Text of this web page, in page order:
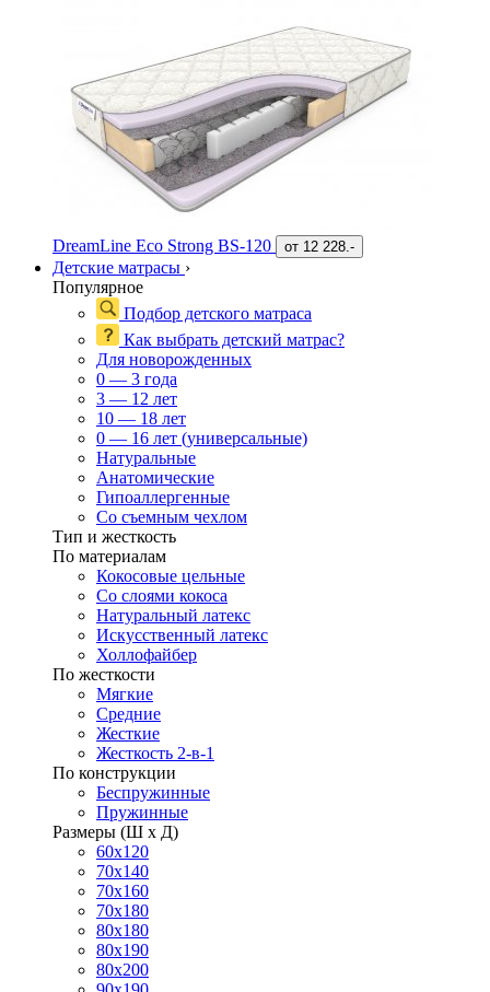
DreamLine Eco Strong BS-120 от 12 228.-
Детские матрасы ›
Популярное
Подбор детского матраса
Как выбрать детский матрас?
Для новорожденных
0 — 3 года
3 — 12 лет
10 — 18 лет
0 — 16 лет (универсальные)
Натуральные
Анатомические
Гипоаллергенные
Со съемным чехлом
Тип и жесткость
По материалам
Кокосовые цельные
Со слоями кокоса
Натуральный латекс
Искусственный латекс
Холлофайбер
По жесткости
Мягкие
Средние
Жесткие
Жесткость 2-в-1
По конструкции
Беспружинные
Пружинные
Размеры (Ш х Д)
60х120
70х140
70х160
70х180
80х180
80х190
80х200